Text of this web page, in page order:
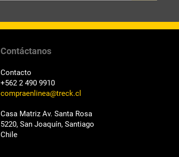
Contáctanos
Contacto
+562 2 490 9910
compraenlinea@treck.cl
Casa Matriz Av. Santa Rosa
5220, San Joaquín, Santiago
Chile